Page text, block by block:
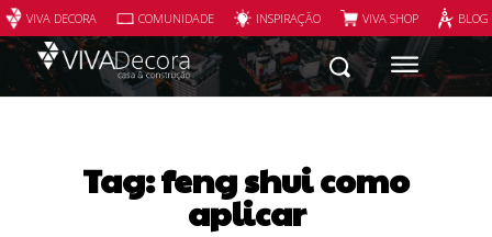
VIVA DECORA COMUNIDADE INSPIRAÇÃO VIVA SHOP
Tag:feng shui como
aplicar